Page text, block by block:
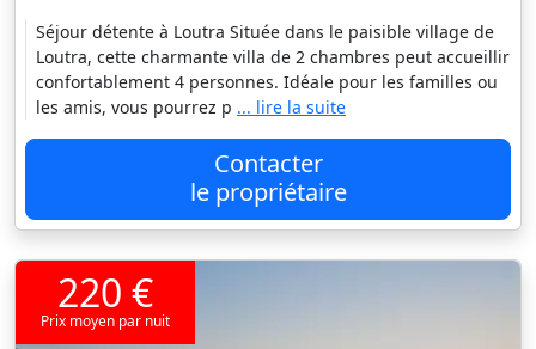
Séjour détente à Loutra Située dans le paisible village de
Loutra, cette charmante villa de 2 chambres peut accueillir
confortablement 4 personnes. Idéale pour les familles ou
les amis, vous pourrez p ... lire la suite
Contacter
le propriétaire
220 €
Prix moyen par nuit